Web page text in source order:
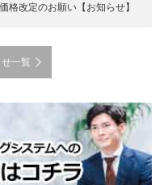
格改定のお願い【お知らせ】
一覧